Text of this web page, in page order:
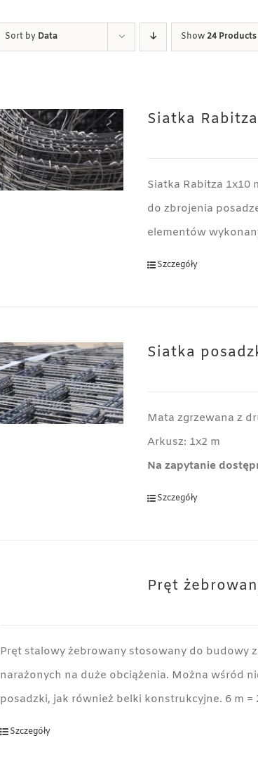
Sort by Data Show24 Products
Siatka Rabitza
Siatka Rabitza 1x10
do zbrojenia
elementów
Szczegóły
Siatka
Mata zgrzewana z
Arkusz: 1x2 m
Na zapytanie
Szczegóły
Pręt
Pręt stalowy żebrowany stosowany do budowy
narażonych na duże obciążenia. Można wśród
posadzki, jak również belki konstrukcyjne. 6 m =
Szczegóły